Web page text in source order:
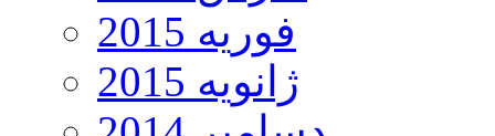
فوریه 2015
ژانویه 2015